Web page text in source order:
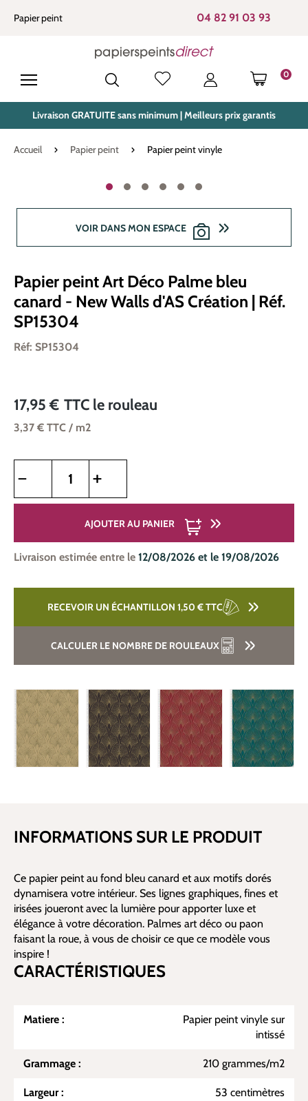
principal
Papier peint 04 82 91 03 93
0
LE
Livraison GRATUITE sans minimum | Meilleurs prix garantis
Accueil Papier peint Papier peint vinyle
VOIR DANS MON ESPACE
Papier peint Art Déco Palme bleu
canard - New Walls d'AS Création | Réf.
SP15304
Réf: SP15304
17,95 € TTC le rouleau
3,37 € TTC / m2
AJOUTER AU PANIER
Livraison estimée entre le 12/08/2026 et le 19/08/2026
RECEVOIR UN ÉCHANTILLON 1,50 €TTC
CALCULER LE NOMBRE DE ROULEAUX
INFORMATIONS SUR LE PRODUIT
Ce papier peint au fond bleu canard et aux motifs dorés
dynamisera votre intérieur. Ses lignes graphiques, fines et
irisées joueront avec la lumière pour apporter luxe et
élégance à votre décoration. Palmes art déco ou paon
faisant la roue, à vous de choisir ce que ce modèle vous
inspire !
CARACTÉRISTIQUES
Matiere :
Papier peint vinyle sur
intissé
Grammage : 210 grammes/m2
Largeur : 53 centimètres